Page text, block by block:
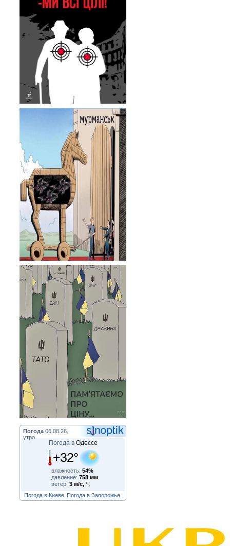
Погода 06.08.26,
утро
Погода в Одессе
+32°
влажность: 54%
давление: 758 мм
ветер: 3 м/с,
Погода в Киеве Погода в Запорожье